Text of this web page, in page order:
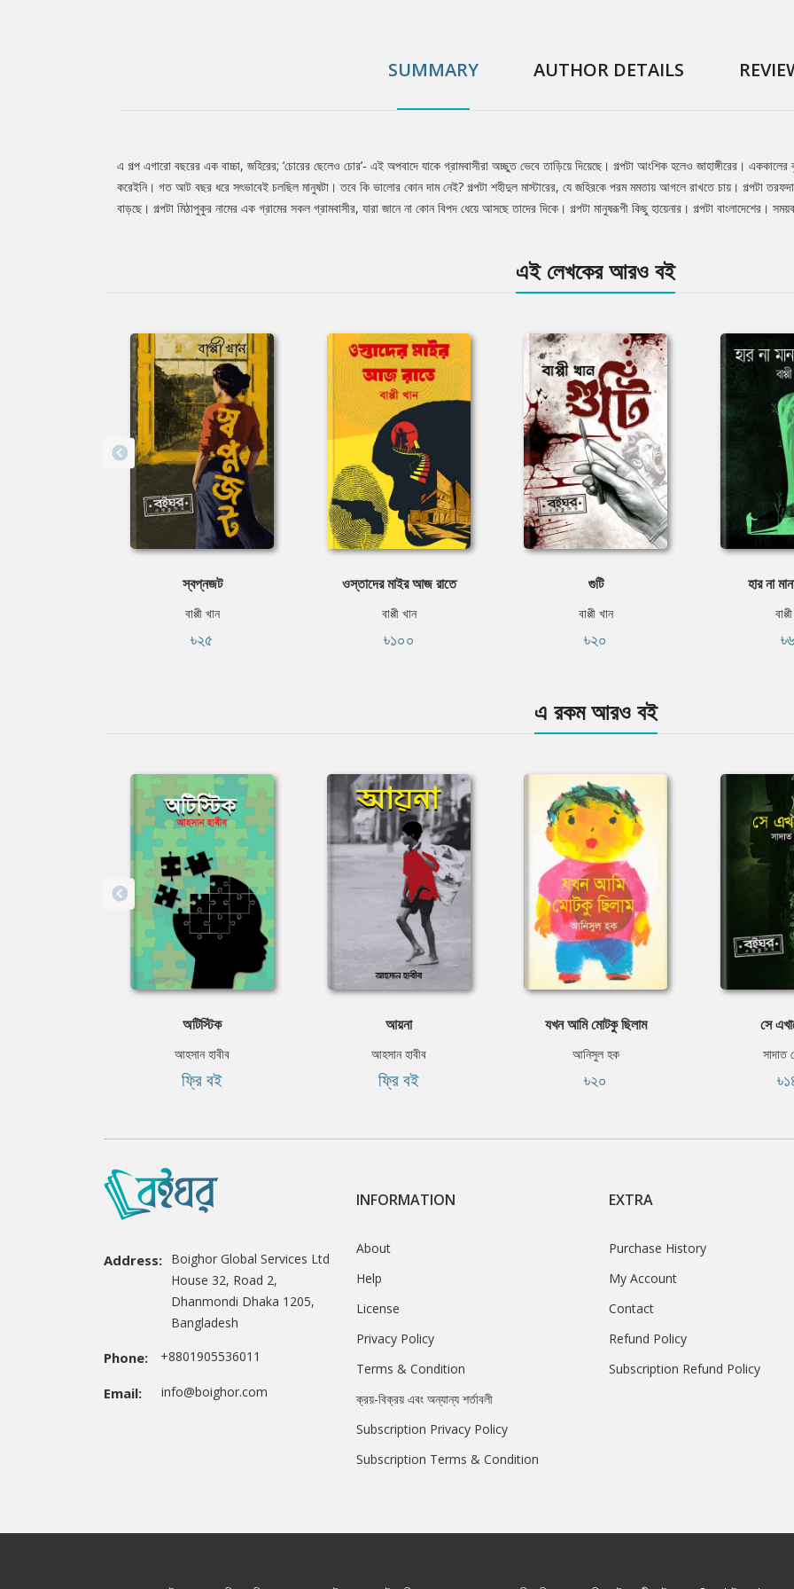
SUMMARY AUTHOR DETAILS
Tab
এ গল্প এগারো বছরের এক বাচ্চা, জহিরের; ‘চোরের ছেলেও চোর’- এই অপবাদে যাকে গ্রামবাসীরা অচ্ছুত ভেবে তাড়িয়ে দিয়েছে। গল্পটা আংশিক হলেও জাহাঙ্গীরের।
করেইনি। গত আট বছর ধরে সৎভাবেই চলছিল মানুষটা। তবে কি ভালোর কোন দাম নেই? গল্পটা শহীদুল মাস্টারের, যে জহিরকে পরম মমতায় আগলে রাখতে চায়। গল্পটা
বাড়ছে। গল্পটা মিঠাপুকুর নামের এক গ্রামের সকল গ্রামবাসীর, যারা জানে না কোন বিপদ ধেয়ে আসছে তাদের দিকে। গল্পটা মানুষরূপী কিছু হায়েনার। গল্পটা বাংলাদেশের।
এই লেখকের আরও বই
স্বপ্নজট
বাপ্পী খান
৳২৫
ওস্তাদের মাইর আজ রাতে
বাপ্পী খান
৳১০০
গুটি
বাপ্পী খান
৳২০
হার না
এ রকম আরও বই
অটিস্টিক
আহসান হাবীব
ফ্রি বই
আয়না
আহসান হাবীব
ফ্রি বই
যখন আমি মোটকু ছিলাম
আনিসুল হক
৳২০
সে
সাদাত
Address: Boighor Global Services Ltd
House 32, Road 2,
Dhanmondi Dhaka 1205,
Bangladesh
Phone: +8801905536011
Email: info@boighor.com
INFORMATION
About
Help
License
Privacy Policy
Terms & Condition
ক্রয়-বিক্রয় এবং অন্যান্য শর্তাবলী
Subscription Privacy Policy
Subscription Terms & Condition
EXTRA
Purchase History
My Account
Contact
Refund Policy
Subscription Refund Policy